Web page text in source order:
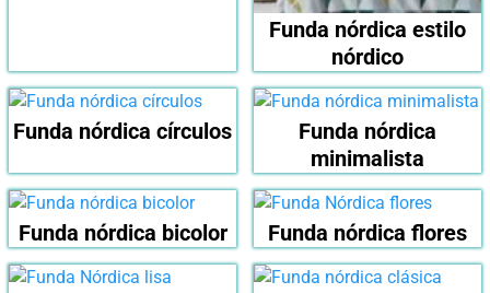
Funda nórdica estilo
nórdico
Funda nórdica círculos
Funda nórdica
minimalista
Funda nórdica bicolor Funda nórdica flores